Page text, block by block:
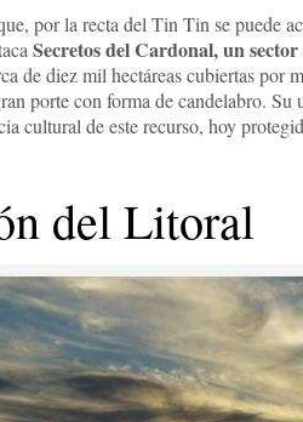
por la recta del Tin Tin se puede
Secretos del Cardonal, un
de diez mil hectáreas cubiertas por
porte con forma de candelabro.
cultural de este recurso, hoy
del Litoral